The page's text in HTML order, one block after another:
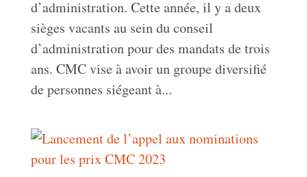
d’administration. Cette année, il y a deux
sièges vacants au sein du conseil
d’administration pour des mandats de trois
ans. CMC vise à avoir un groupe diversifié
de personnes siégeant à...